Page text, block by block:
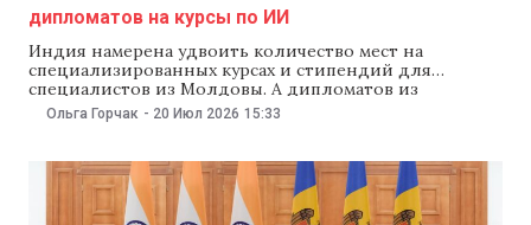
дипломатов на курсы по ИИ
Индия намерена удвоить количество мест на
специализированных курсах и стипендий для
специалистов из Молдовы. А дипломатов из
республики приглашают принять участие в курсах,
посвященных искусственному интеллекту и
прибывшая в Молдову с визитом президент Индии
Драупади Мурму. После встречи с президентом Майей
Санду президент Индии сказала,
Ольга Горчак - 20 Июл 2026 15:33